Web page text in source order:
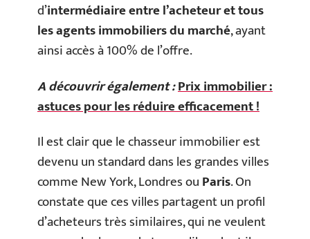
d’intermédiaire entre l’acheteur et tous
les agents immobiliers du marché, ayant
ainsi accès à 100% de l’offre.
A découvrir également :Prix immobilier :
astuces pour les réduire efficacement !
Il est clair que le chasseur immobilier est
devenu un standard dans les grandes villes
comme New York, Londres ouParis. On
constate que ces villes partagent un profil
d’acheteurs très similaires, qui ne veulent